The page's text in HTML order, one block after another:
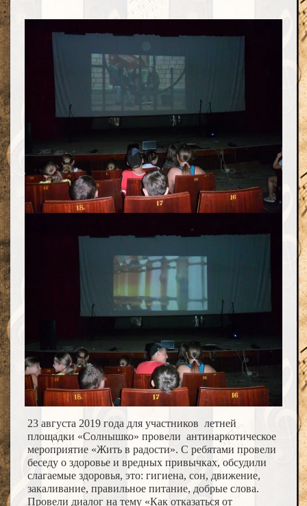
23 августа 2019 года для участников летней
площадки «Солнышко» провели антинаркотическое
мероприятие «Жить в радости». С ребятами провели
беседу о здоровье и вредных привычках, обсудили
слагаемые здоровья, это: гигиена, сон, движение,
закаливание, правильное питание, добрые слова.
Провели диалог на тему «Как отказаться от